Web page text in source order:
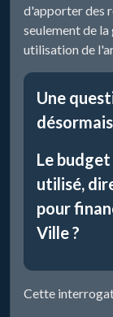
d'apporter des
seulement de
utilisation de
Une
Le
utilisé,
pour
Ville ?
Cette